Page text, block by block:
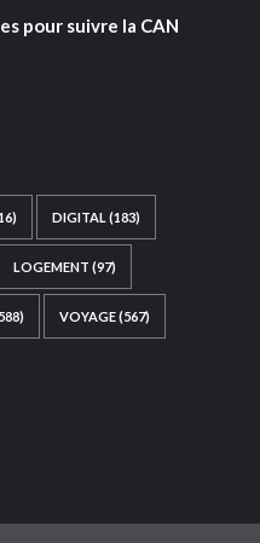
pour suivre la CAN
DIGITAL (183)
LOGEMENT (97)
VOYAGE(567)